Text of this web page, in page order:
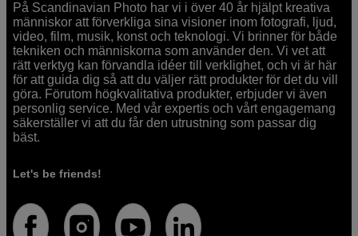
På Scandinavian Photo har vi i över 40 år hjälpt kreativa
människor att förverkliga sina visioner inom fotografi, ljud,
video, film, musik, konst och teknologi. Vi brinner för både
tekniken och människorna som använder den. Vi vet att
rätt verktyg kan förvandla idéer till verklighet, och vi är här
för att guida dig så att du väljer rätt produkter för det du vill
göra. Förutom högkvalitativa produkter, erbjuder vi även
personlig service. Med vår expertis och vårt engagemang
säkerställer vi att du får den utrustning som passar dig
bäst.
Let's be friends!